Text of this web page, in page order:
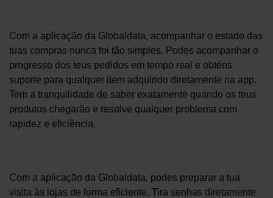
Com a aplicação da Globaldata, acompanhar o estado das
tuas compras nunca foi tão simples. Podes acompanhar o
progresso dos teus pedidos em tempo real e obténs
suporte para qualquer item adquirido diretamente na app.
Tem a tranquilidade de saber exatamente quando os teus
produtos chegarão e resolve qualquer problema com
rapidez e eficiência.
Com a aplicação da Globaldata, podes preparar a tua
visita às lojas de forma eficiente. Tira senhas diretamente